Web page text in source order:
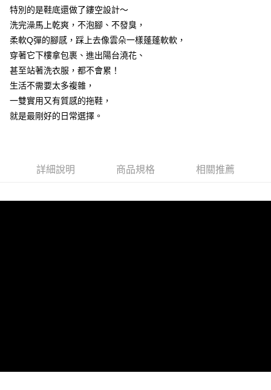
後付繳納相關費用。
※ 交易是否成功請以「AFTEE先享後付 」之結帳頁面顯示為準，若有關於
是否繳費成功／繳費後需取消欲退款等相關疑問，請聯繫「AFTEE先享後付
客戶支援中心」https://netprotections.freshdesk.com/support/home
【注意事項】
１．透過由恩沛科技股份有限公司提供之「AFTEE先享後付」服務完成之交
易，需依本服務之必要範圍內提供個人資料，並將交易相關給付款項請求債
權轉讓予恩沛科技股份有限公司。
２．關於個人資料處理事宜，請瀏覽以下網址：
４．使用「AFTEE先享後付」時，將依據個別帳號之用戶狀況，依本公司即
５．嚴禁一人註冊多個帳號或使用他人資訊註冊。若發現惡意使用之情形，
宅配
每筆NT$100，滿NT$799(含以上)免運費
離島宅配
每筆NT$150
特別的是鞋底還做了鏤空設計～
洗完澡馬上乾爽，不泡腳、不發臭，
柔軟Q彈的腳感，踩上去像雲朵一樣蓬蓬軟軟，
穿著它下樓拿包裹、進出陽台澆花、
甚至站著洗衣服，都不會累！
生活不需要太多複雜，
一雙實用又有質感的拖鞋，
就是最剛好的日常選擇。
詳細說明 商品規格 相關推薦